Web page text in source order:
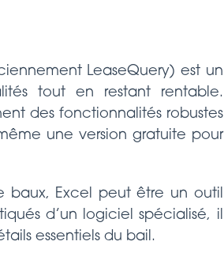
LeaseQuery) est un
tout en restant rentable.
des fonctionnalités robustes
une version gratuite pour
baux, Excel peut être un outil
d’un logiciel spécialisé, il
essentiels du bail.